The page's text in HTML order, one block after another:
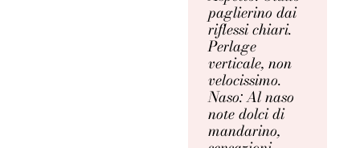
paglierino dai
riflessi chiari.
Perlage
verticale, non
velocissimo.
Naso: Al naso
note dolci di
mandarino,